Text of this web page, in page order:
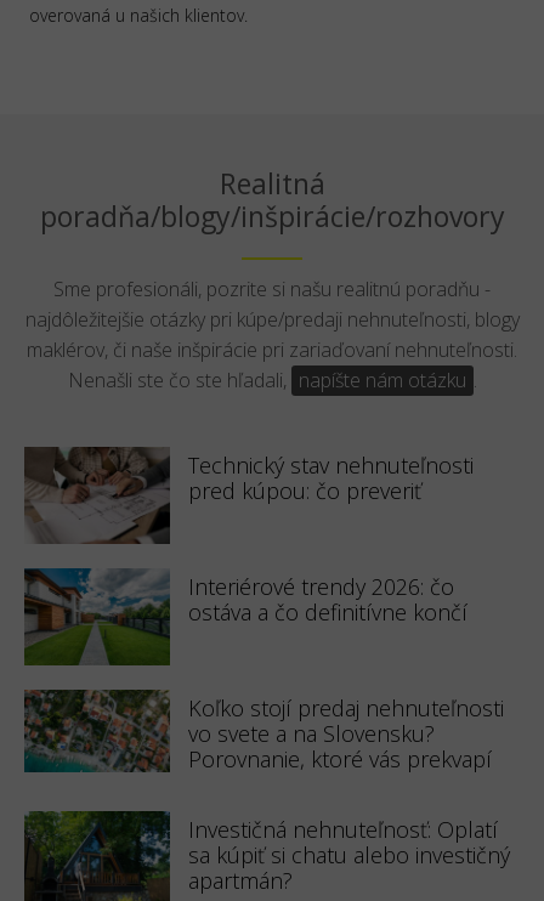
overovaná u našich klientov.
Realitná
poradňa/blogy/inšpirácie/rozhovory
Sme profesionáli, pozrite si našu realitnú poradňu -
najdôležitejšie otázky pri kúpe/predaji nehnuteľnosti, blogy
maklérov, či naše inšpirácie pri zariaďovaní nehnuteľnosti.
Nenašli ste čo ste hľadali, napíšte nám otázku .
Technický stav nehnuteľnosti
pred kúpou: čo preveriť
Interiérové trendy 2026: čo
ostáva a čo definitívne končí
Koľko stojí predaj nehnuteľnosti
vo svete a na Slovensku?
Porovnanie, ktoré vás prekvapí
Investičná nehnuteľnosť: Oplatí
sa kúpiť si chatu alebo investičný
apartmán?